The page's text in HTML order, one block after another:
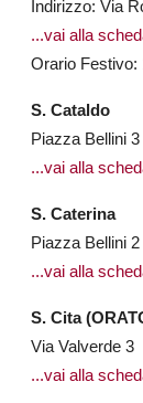
Indirizzo: Via
...vai alla
Orario Festivo:
S. Cataldo
Piazza Bellini 3
...vai alla
S. Caterina
Piazza Bellini 2
...vai alla
S. Cita
Via Valverde 3
...vai alla